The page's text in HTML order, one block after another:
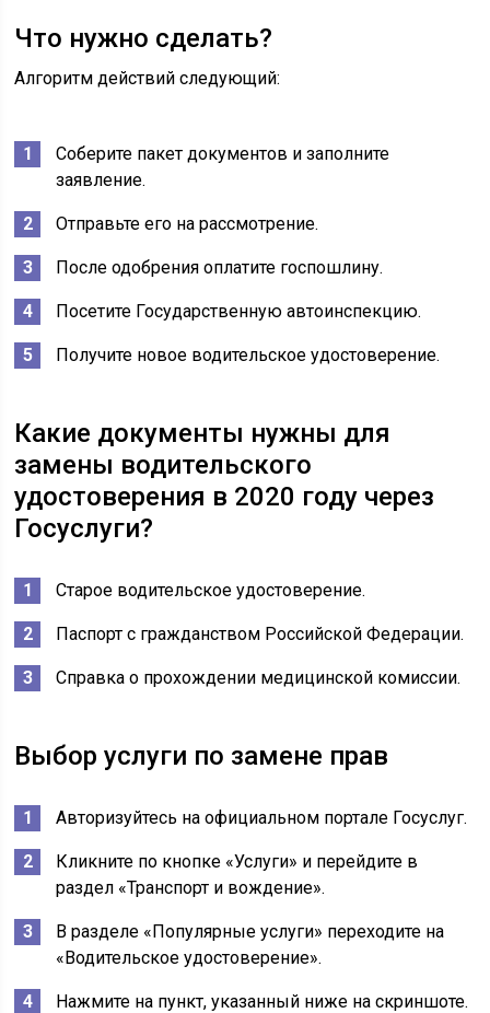
Что нужно сделать?
Алгоритм действий следующий:
Соберите пакет документов и заполните
заявление.
Отправьте его на рассмотрение.
После одобрения оплатите госпошлину.
Посетите Государственную автоинспекцию.
Получите новое водительское удостоверение.
Какие документы нужны для
замены водительского
удостоверения в 2020 году через
Госуслуги?
Старое водительское удостоверение.
Паспорт с гражданством Российской Федерации.
Справка о прохождении медицинской комиссии.
Выбор услуги по замене прав
Авторизуйтесь на официальном портале Госуслуг.
Кликните по кнопке «Услуги» и перейдите в
раздел «Транспорт и вождение».
В разделе «Популярные услуги» переходите на
«Водительское удостоверение».
Нажмите на пункт, указанный ниже на скриншоте.